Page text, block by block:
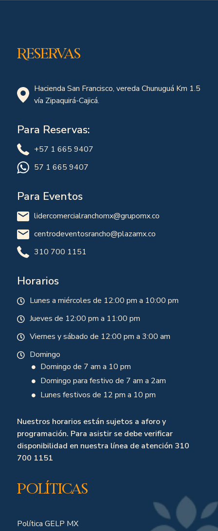
Reservas
Hacienda San Francisco, vereda Chunuguá Km 1.5
vía Zipaquirá-Cajicá.
Para Reservas:
+57 1 665 9407
57 1 665 9407
Para Eventos
lidercomercialranchomx@grupomx.co
centrodeventosrancho@plazamx.co
310 700 1151
Horarios
Lunes a miércoles de 12:00 pm a 10:00 pm
Jueves de 12:00 pm a 11:00 pm
Viernes y sábado de 12:00 pm a 3:00 am
Domingo
Domingo de 7 am a 10 pm
Domingo para festivo de 7 am a 2am
Lunes festivos de 12 pm a 10 pm
Nuestros horarios están sujetos a aforo y
programación. Para asistir se debe verificar
disponibilidad en nuestra línea de atención 310
700 1151
Políticas
Política GELP MX